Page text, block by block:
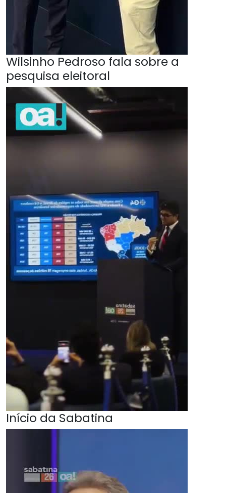
Wilsinho Pedroso fala sobre a
pesquisa eleitoral
Início da Sabatina